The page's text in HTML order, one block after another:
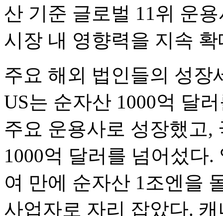
산 기준 글로벌 11위 운
시장 내 영향력을 지속
주요 해외 법인들의 성장
US는 순자산 1000억 달
주요 운용사로 성장했고,
1000억 달러를 넘어섰다.
여 만에 순자산 1조엔을
사업자로 자리 잡았다. 캐